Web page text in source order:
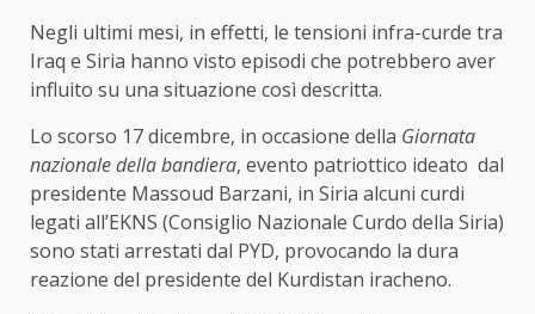
Negli ultimi mesi, in effetti, le tensioni infra-curde tra
Iraq e Siria hanno visto episodi che potrebbero aver
influito su una situazione così descritta.
Lo scorso 17 dicembre, in occasione della Giornata
nazionale della bandiera, evento patriottico ideato dal
presidente Massoud Barzani, in Siria alcuni curdi
legati all’EKNS (Consiglio Nazionale Curdo della Siria)
sono stati arrestati dal PYD, provocando la dura
reazione del presidente del Kurdistan iracheno.